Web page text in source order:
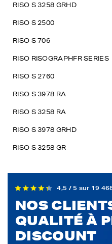
RISO S 3258 GRHD
RISO S 2500
RISO S 706
RISO RISOGRAPHFR SERIES
RISO S 2760
RISO S 3978 RA
RISO S 3258 RA
RISO S 3978 GRHD
RISO S 3258 GR
4,5 / 5 sur 19
NOS
QUALITÉ À
DISCOUNT